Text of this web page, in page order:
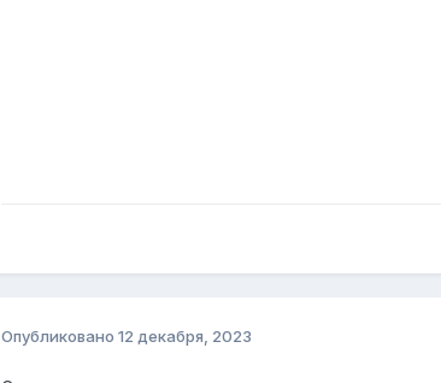
Опубликовано 12 декабря, 2023